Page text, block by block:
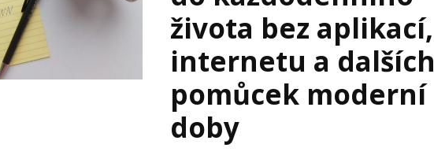
života bez aplikací,
internetu a dalších
pomůcek moderní
doby